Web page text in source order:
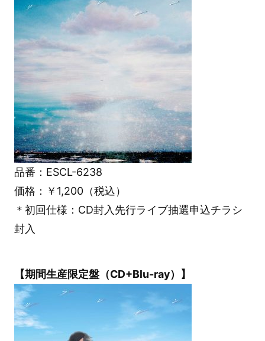
品番：ESCL-6238
価格：￥1,200（税込）
＊初回仕様：CD封入先行ライブ抽選申込チラシ
封入
【期間生産限定盤（CD+Blu-ray）】